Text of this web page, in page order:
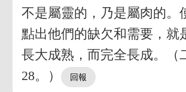
不是屬靈的，乃是屬肉的。
點出他們的缺欠和需要，就
長大成熟，而完全長成。（
28。）